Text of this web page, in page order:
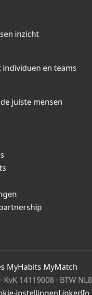
inzicht
en teams
juiste mensen
MyHabits MyMatch
KvK 14119008 · BTW
instellingenLinkedIn